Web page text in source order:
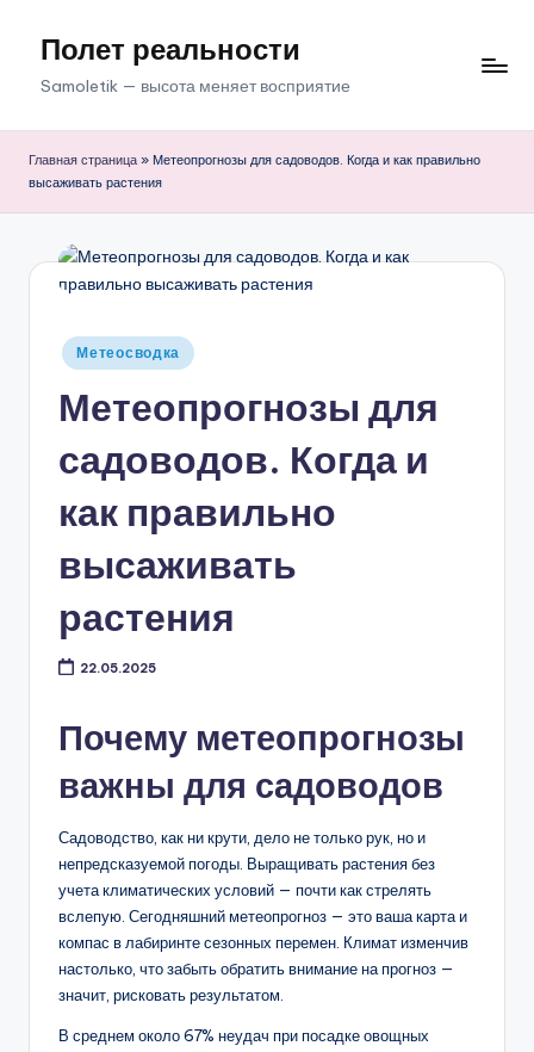
ПерейтиПолет реальности
Samoletik — высота меняет восприятие
Главная страница » Метеопрогнозы для садоводов. Когда и как правильно
высаживать растения
Опубликовано
Метеосводка
Метеопрогнозы для
садоводов. Когда и
как правильно
высаживать
растения
22.05.2025
Почему метеопрогнозы
важны для садоводов
Садоводство, как ни крути, дело не только рук, но и
непредсказуемой погоды. Выращивать растения без
учета климатических условий — почти как стрелять
вслепую. Сегодняшний метеопрогноз — это ваша карта и
компас в лабиринте сезонных перемен. Климат изменчив
настолько, что забыть обратить внимание на прогноз —
значит, рисковать результатом.
В среднем около 67% неудач при посадке овощных